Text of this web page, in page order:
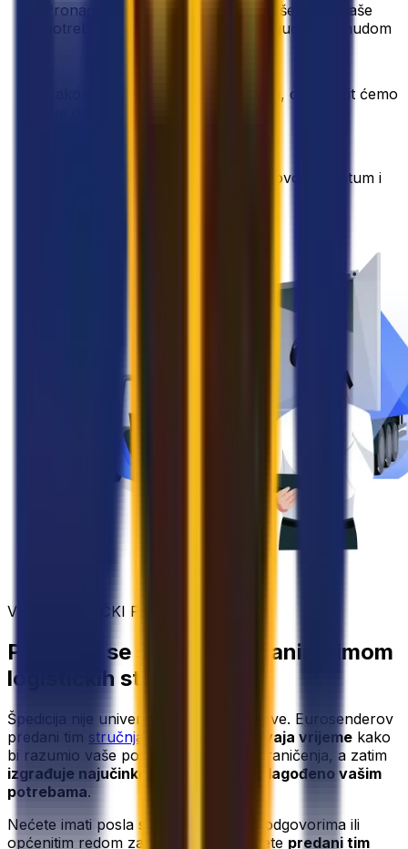
Pronaći ćemo najbolje moguće rješenje za vaše
potrebe i javiti vam se s neobvezujućom ponudom
Nakon što prihvatite našu ponudu, dogovorit ćemo
Vaša roba bit će preuzeta na dogovoreni datum i
VAŠ LOGISTIČKI PARTNER
Povežite se s našim predanim timom
logističkih stručnjaka
Špedicija nije univerzalno rješenje za sve. Eurosenderov
predani tim stručnjaka za logistiku odvaja vrijeme kako
bi razumio vaše poslovanje, teret i ograničenja, a zatim
izgrađuje najučinkovitije rješenje prilagođeno vašim
potrebama.
Nećete imati posla s automatiziranim odgovorima ili
općenitim redom za podršku - imat ćete predani tim